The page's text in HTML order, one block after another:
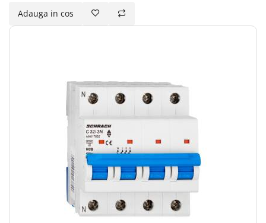
Adauga in cos